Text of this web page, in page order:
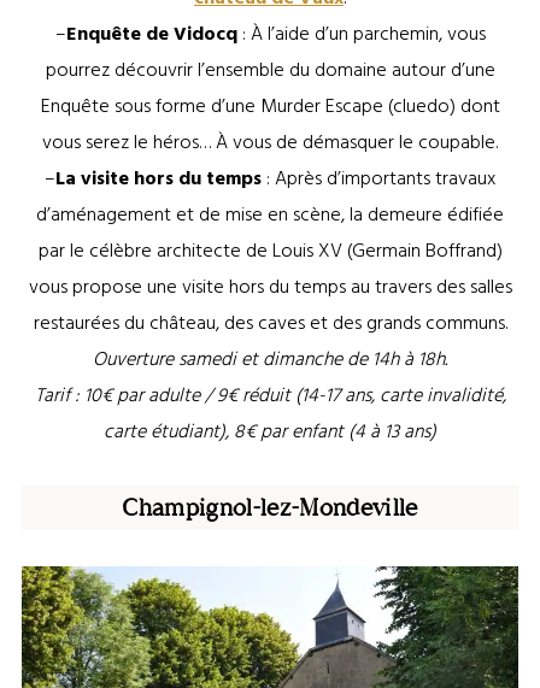
–Enquête de Vidocq: À l’aide d’un parchemin, vous
pourrez découvrir l’ensemble du domaine autour d’une
Enquête sous forme d’une Murder Escape (cluedo) dont
vous serez le héros… À vous de démasquer le coupable.
–La visite hors du temps: Après d’importants travaux
d’aménagement et de mise en scène, la demeure édifiée
par le célèbre architecte de Louis XV (Germain Boffrand)
vous propose une visite hors du temps au travers des salles
restaurées du château, des caves et des grands communs.
Ouverture samedi et dimanche de 14h à 18h.
Tarif : 10€ par adulte / 9€ réduit (14-17 ans, carte invalidité,
carte étudiant), 8€ par enfant (4 à 13 ans)
Champignol-lez-Mondeville